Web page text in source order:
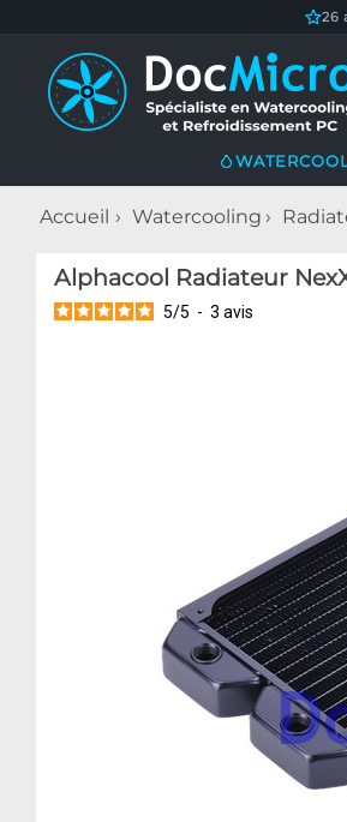
26
Accueil Watercooling
Alphacool Radiateur
5/5 - 3 avis